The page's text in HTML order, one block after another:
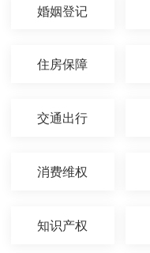
婚姻登记
住房保障
交通出行
消费维权
知识产权